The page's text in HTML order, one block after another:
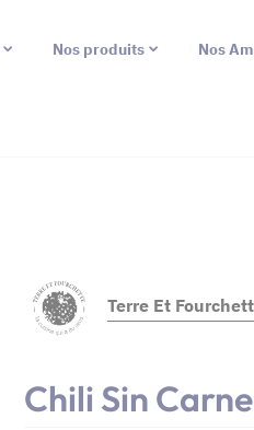
Nos produits Nos
Terre Et
Chili Sin